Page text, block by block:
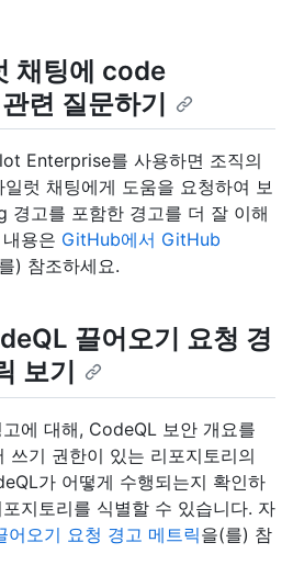
채팅에 code
련 질문하기
Enterprise를 사용하면 조직의
럿 채팅에게 도움을 요청하여 보
경고를 포함한 경고를 더 잘 이해
용은 GitHub에서 GitHub
) 참조하세요.
끌어오기 요청 경
보기
에 대해, CodeQL 보안 개요를
쓰기 권한이 있는 리포지토리의
가 어떻게 수행되는지 확인하
지토리를 식별할 수 있습니다. 자
어오기 요청 경고 메트릭을(를) 참